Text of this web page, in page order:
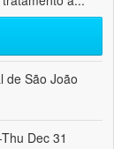
de São João
Dec 31